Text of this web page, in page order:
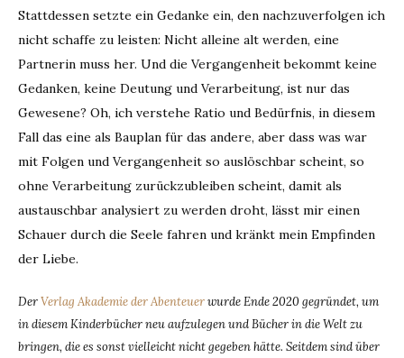
Stattdessen setzte ein Gedanke ein, den nachzuverfolgen ich
nicht schaffe zu leisten: Nicht alleine alt werden, eine
Partnerin muss her. Und die Vergangenheit bekommt keine
Gedanken, keine Deutung und Verarbeitung, ist nur das
Gewesene? Oh, ich verstehe Ratio und Bedürfnis, in diesem
Fall das eine als Bauplan für das andere, aber dass was war
mit Folgen und Vergangenheit so auslöschbar scheint, so
ohne Verarbeitung zurückzubleiben scheint, damit als
austauschbar analysiert zu werden droht, lässt mir einen
Schauer durch die Seele fahren und kränkt mein Empfinden
der Liebe.
DerVerlag Akademie der Abenteuerwurde Ende 2020 gegründet, um
in diesem Kinderbücher neu aufzulegen und Bücher in die Welt zu
bringen, die es sonst vielleicht nicht gegeben hätte. Seitdem sind über